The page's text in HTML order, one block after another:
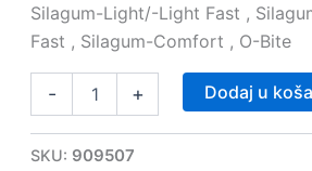
Silagum-Light/-Light Fast ,
Fast , Silagum-Comfort , O-Bite
-
dispenzer
50
+ Dodaj u
SKU: 909507